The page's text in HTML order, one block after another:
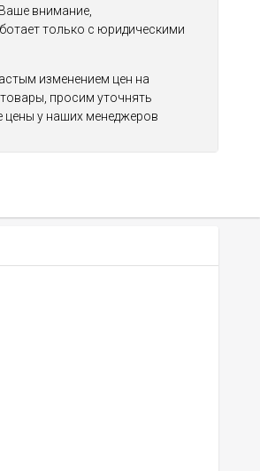
внимание,
только с юридическими
изменением цен на
просим уточнять
цены у наших менеджеров